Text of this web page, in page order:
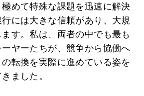
めて特殊な課題を迅速に解決
には大きな信頼があり、大規
す。私は、両者の中でも最も
ヤーたちが、競争から協働へ
転換を実際に進めている姿を
ました。